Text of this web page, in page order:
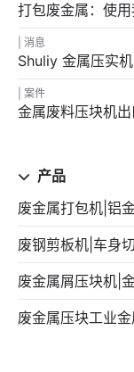
打包废金属：使
消息
Shuliy 金属压实
案件
金属废料压块机
产品
废金属打包机|铝
废钢剪板机|车身
废金属屑压块机|
废金属压块工业